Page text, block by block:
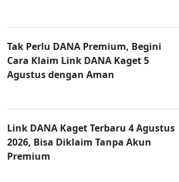
Tak Perlu DANA Premium, Begini
Cara Klaim Link DANA Kaget 5
Agustus dengan Aman
Link DANA Kaget Terbaru 4 Agustus
2026, Bisa Diklaim Tanpa Akun
Premium